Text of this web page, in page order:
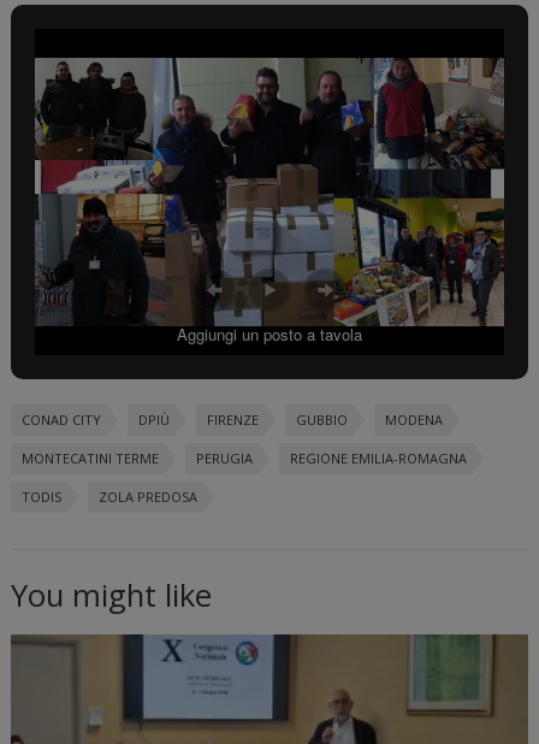
Aggiungi un posto a tavola
CONAD CITY DPIÙ FIRENZE GUBBIO MODENA
MONTECATINI TERME PERUGIA REGIONE EMILIA-ROMAGNA
TODIS ZOLA PREDOSA
You might like